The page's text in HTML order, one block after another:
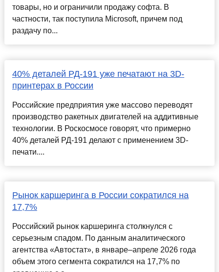
товары, но и ограничили продажу софта. В
частности, так поступила Microsoft, причем под
раздачу по...
40% деталей РД-191 уже печатают на 3D-
принтерах в России
Российские предприятия уже массово переводят
производство ракетных двигателей на аддитивные
технологии. В Роскосмосе говорят, что примерно
40% деталей РД-191 делают с применением 3D-
печати....
Рынок каршеринга в России сократился на
17,7%
Российский рынок каршеринга столкнулся с
серьезным спадом. По данным аналитического
агентства «Автостат», в январе–апреле 2026 года
объем этого сегмента сократился на 17,7% по